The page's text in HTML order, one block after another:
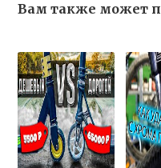
Вам также может